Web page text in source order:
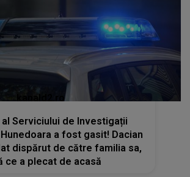
kanald2.ro
Serviciului de Investigații
a fost gasit! Dacian
dispărut de către familia sa,
ce a plecat de acasă